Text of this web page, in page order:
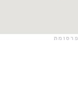
פרסומת